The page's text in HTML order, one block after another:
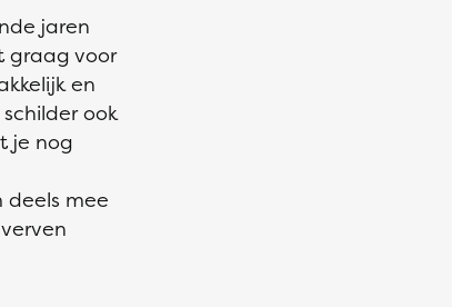
jaren
graag voor
en
ook
je nog
deels mee